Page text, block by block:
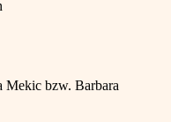
Mekic bzw. Barbara